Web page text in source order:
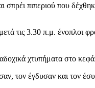
σπρέι πιπεριού που
τις 3.30 π.μ. ένοπλοι
χτυπήματα στο
τον έγδυσαν και τον